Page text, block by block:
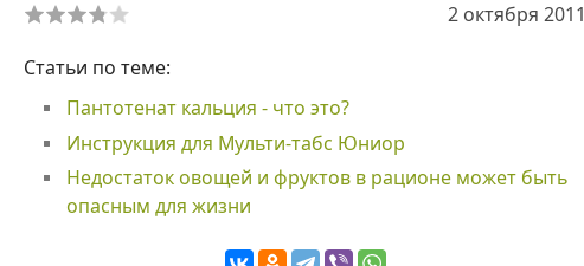
2 октября 2011
Статьи по теме:
Пантотенат кальция - что это?
Инструкция для Мульти-табс Юниор
Недостаток овощей и фруктов в рационе может быть
опасным для жизни